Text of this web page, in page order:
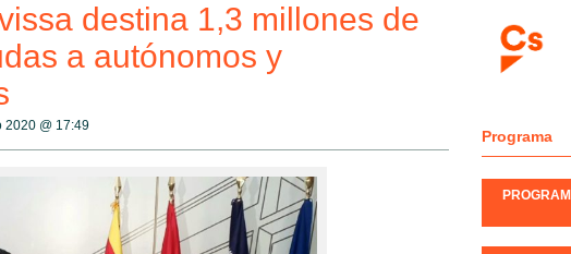
destina 1,3 millones de
a autónomos y
2020 @ 17:49
Programa